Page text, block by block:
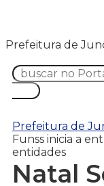
Prefeitura de
Prefeitura de
Funss inicia a
entidades
Natal